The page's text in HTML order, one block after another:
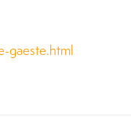
gaeste.html